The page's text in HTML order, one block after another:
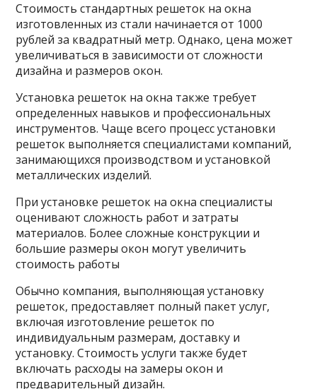
Стоимость стандартных решеток на окна
изготовленных из стали начинается от 1000
рублей за квадратный метр. Однако, цена может
увеличиваться в зависимости от сложности
дизайна и размеров окон.
Установка решеток на окна также требует
определенных навыков и профессиональных
инструментов. Чаще всего процесс установки
решеток выполняется специалистами компаний,
занимающихся производством и установкой
металлических изделий.
При установке решеток на окна специалисты
оценивают сложность работ и затраты
материалов. Более сложные конструкции и
большие размеры окон могут увеличить
стоимость работы
Обычно компания, выполняющая установку
решеток, предоставляет полный пакет услуг,
включая изготовление решеток по
индивидуальным размерам, доставку и
установку. Стоимость услуги также будет
включать расходы на замеры окон и
предварительный дизайн.